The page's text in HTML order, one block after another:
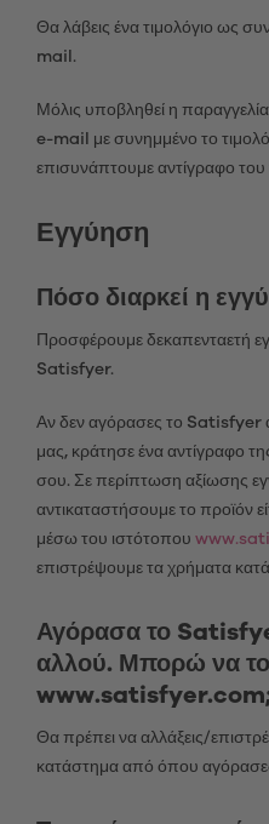
Θα λάβεις ένα τιμολόγιο ως
mail.
Μόλις υποβληθεί η
e-mail με συνημμένο το
επισυνάπτουμε αντίγραφο
Εγγύηση
Πόσο διαρκεί η
Προσφέρουμε δεκαπενταετή
Satisfyer.
Αν δεν αγόρασες το Satisfyer
μας, κράτησε ένα αντίγραφο
σου. Σε περίπτωση αξίωσης
αντικαταστήσουμε το προϊόν
μέσω του ιστότοπου
επιστρέψουμε τα χρήματα
Αγόρασα το
αλλού. Μπορώ να
Θα πρέπει να αλλάξεις/
κατάστημα από όπου